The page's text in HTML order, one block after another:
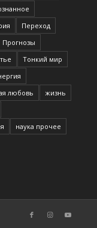
Переход
Прогнозы
Тонкий мир
любовь
жизнь
наука прочее